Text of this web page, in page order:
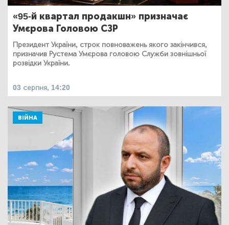
«95-й квартал продакшн» призначає
Умєрова Головою СЗР
Президент України, строк повноважень якого закінчився,
призначив Рустема Умєрова головою Служби зовнішньої
розвідки України.
03 серпня, 14:20
ВІЙНА